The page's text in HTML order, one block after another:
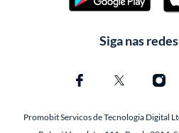
Siga nas
Promobit Servicos de Tecnologia Digital